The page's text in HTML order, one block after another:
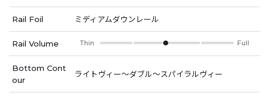
Rail Foil ミディアムダウンレール
Rail Volume Thin Full
Bottom Cont
our
ライトヴィー～ダブル～スパイラルヴィー